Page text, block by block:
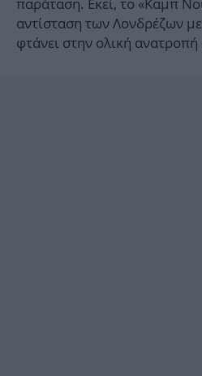
παράταση. Εκεί, το «Καμπ
αντίσταση των Λονδρέζων
φτάνει στην ολική